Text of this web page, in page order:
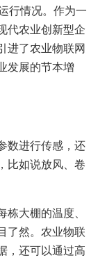
行情况。作为一
代农业创新型企
进了农业物联网
发展的节本增
数进行传感，还
比如说放风、卷
大棚的温度、
了然。农业物联
，还可以通过高